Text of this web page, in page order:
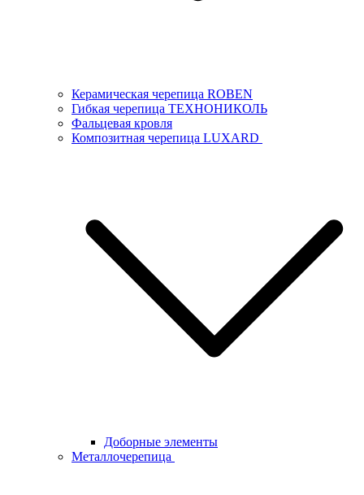
Керамическая черепица ROBEN
Гибкая черепица ТЕХНОНИКОЛЬ
Фальцевая кровля
Композитная черепица LUXARD
Доборные элементы
Металлочерепица